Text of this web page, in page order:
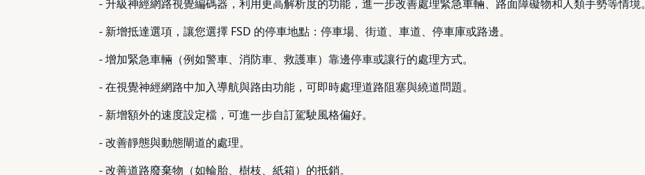
- 升級神經網路視覺編碼器，利用更高解析度的功能，進一步改善處理緊急車輛、路面障礙物和人類手勢等情境。
- 新增抵達選項，讓您選擇 FSD 的停車地點：停車場、街道、車道、停車庫或路邊。
- 增加緊急車輛（例如警車、消防車、救護車）靠邊停車或讓行的處理方式。
- 在視覺神經網路中加入導航與路由功能，可即時處理道路阻塞與繞道問題。
- 新增額外的速度設定檔，可進一步自訂駕駛風格偏好。
- 改善靜態與動態閘道的處理。
- 改善道路廢棄物（如輪胎、樹枝、紙箱）的抵銷。